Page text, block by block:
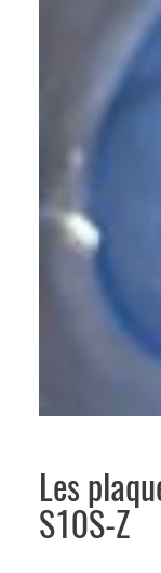
Les
S10S-Z